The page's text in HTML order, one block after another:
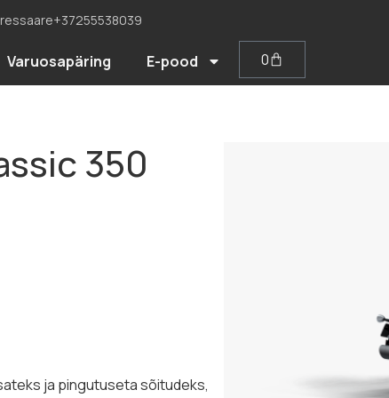
+37255538039
Varuosapäring E-pood 0
350
ja pingutuseta sõitudeks,